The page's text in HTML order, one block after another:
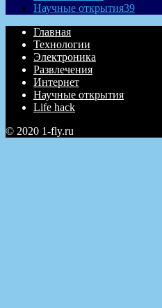
Научные открытия39
Главная
Технологии
Электроника
Развлечения
Интернет
Научные открытия
Life hack
© 2020 1-fly.ru